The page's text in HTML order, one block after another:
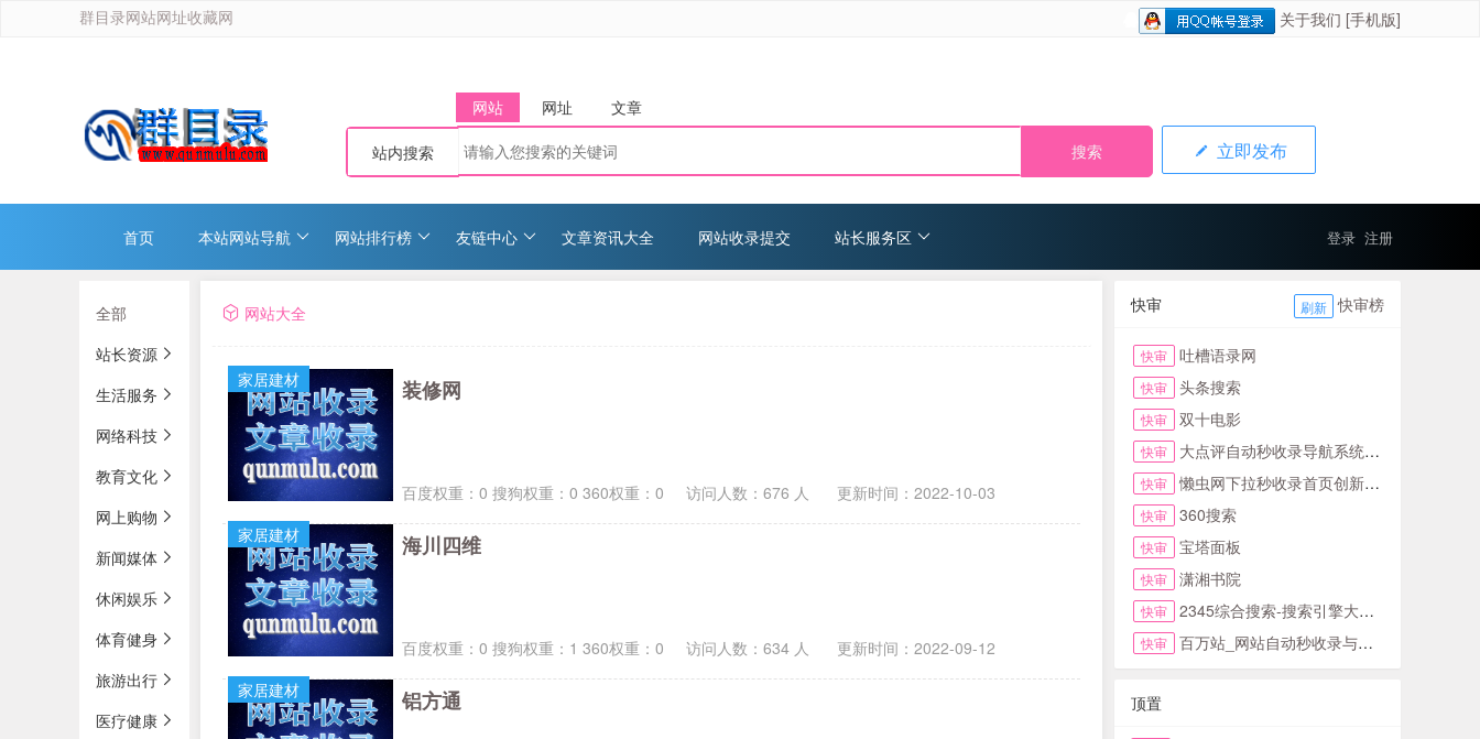
群目录网站网址收藏网 关于我们 [手机版]
网站 网址 文章
站内搜索 立即发布
首页 本站网站导航 网站排行榜 友链中心 文章资讯大全 网站收录提交 站长服务区 登录 注册
全部
站长资源
生活服务
网络科技
教育文化
网上购物
新闻媒体
休闲娱乐
体育健身
旅游出行
医疗健康
网站大全
家居建材 装修网
百度权重：0 搜狗权重：0 360权重：0 访问人数： 676 人 更新时间： 2022-10-03
家居建材
海川四维
百度权重：0 搜狗权重：1 360权重：0 访问人数： 634 人 更新时间： 2022-09-12
家居建材
铝方通
快审 刷新 快审榜
快审 吐槽语录网
快审 头条搜索
快审 双十电影
快审 大点评自动秒收录导航系统首页
快审 懒虫网下拉秒收录首页创新123网址导航首页
快审 360搜索
快审 宝塔面板
快审 潇湘书院
快审 2345综合搜索-搜索引擎大全-简易网址导航
快审 百万站_网站自动秒收录与提交入口首页
顶置